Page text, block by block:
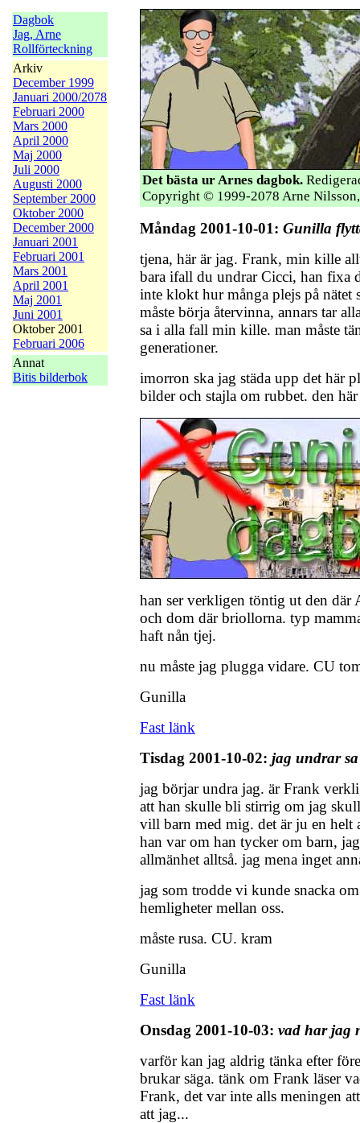
Dagbok
Jag, Arne
Rollförteckning
Arkiv
December 1999
Januari 2000/2078
Februari 2000
Mars 2000
April 2000
Maj 2000
Juli 2000
Augusti 2000
September 2000
Oktober 2000
December 2000
Januari 2001
Februari 2001
Mars 2001
April 2001
Maj 2001
Juni 2001
Oktober 2001
Februari 2006
Annat
Bitis bilderbok
Det bästa ur Arnes dagbok.
Copyright © 1999-2078 Arne
Måndag 2001-10-01: Gunilla
tjena, här är jag. Frank, min kille
bara ifall du undrar Cicci, han fixa
inte klokt hur många plejs på nätet
måste börja återvinna, annars tar
sa i alla fall min kille. man måste
generationer.
imorron ska jag städa upp det här
bilder och stajla om rubbet. den
han ser verkligen töntig ut den där
och dom där briollorna. typ
haft nån tjej.
nu måste jag plugga vidare. CU
Gunilla
Fast länk
Tisdag 2001-10-02: jag undrar
jag börjar undra jag. är Frank
att han skulle bli stirrig om jag
vill barn med mig. det är ju en helt
han var om han tycker om barn,
allmänhet alltså. jag mena inget
jag som trodde vi kunde snacka
hemligheter mellan oss.
måste rusa. CU. kram
Gunilla
Fast länk
Onsdag 2001-10-03: vad har jag
varför kan jag aldrig tänka efter
brukar säga. tänk om Frank läser
Frank, det var inte alls meningen
att jag...